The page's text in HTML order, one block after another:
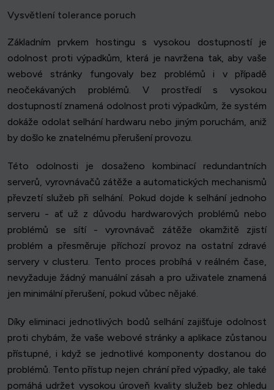
Vysvětlení tolerance poruch
Základním prvkem hostingu s vysokou dostupností je
odolnost proti výpadkům, která je navržena tak, aby vaše
webové stránky fungovaly bez problémů i v případě
neočekávaných problémů. V prostředí s vysokou
dostupností znamená odolnost proti výpadkům, že systém
dokáže odolat selhání hardwaru nebo jiným poruchám, aniž
by došlo ke znatelnému přerušení provozu.
Této odolnosti je dosaženo kombinací redundantních
serverů, vyrovnávačů zátěže a automatických mechanismů
převzetí služeb při selhání. Pokud dojde k selhání jednoho
serveru - ať už z důvodu hardwarových problémů nebo
problémů se sítí - vyrovnávač zátěže okamžitě zjistí
problém a přesměruje příchozí provoz na ostatní zdravé
servery v clusteru. Tento proces probíhá v reálném čase,
nevyžaduje žádný manuální zásah a pro uživatele znamená
jen minimální přerušení, pokud vůbec nějaké.
Díky eliminaci jednotlivých bodů selhání zajišťuje odolnost
proti chybám, že vaše webové stránky a aplikace zůstanou
přístupné, i když se jednotlivé komponenty dostanou do
problémů. Tento přístup nejen chrání před výpadky, ale také
pomáhá udržet vysokou úroveň kvality služeb bez ohledu